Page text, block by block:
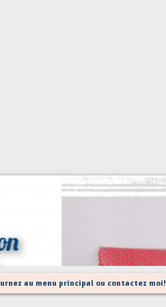
Etui / pochette à savon
au menu principal ou contactez moi!